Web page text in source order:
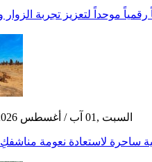
رقمياً موحداً لتعزيز تجربة
GMT 12:33 2026 السبت ,01 آب / أغسطس
ساحرة لاستعادة نعومة